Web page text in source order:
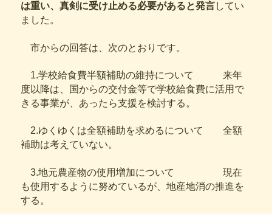
は重い、真剣に受け止める必要があると発言してい
ました。
市からの回答は、次のとおりです。
1.学校給食費半額補助の維持について 来年
度以降は、国からの交付金等で学校給食費に活用で
きる事業が、あったら支援を検討する。
2.ゆくゆくは全額補助を求めるについて 全額
補助は考えていない。
3.地元農産物の使用増加について 現在
も使用するように努めているが、地産地消の推進を
する。